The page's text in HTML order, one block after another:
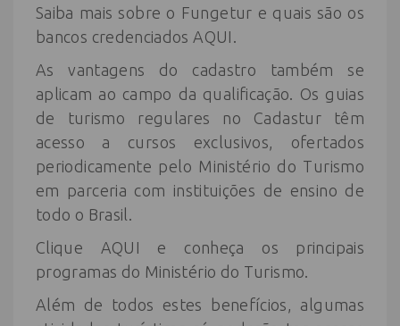
Saiba mais sobre o Fungetur e quais são os
bancos credenciados AQUI.
As vantagens do cadastro também se
aplicam ao campo da qualificação. Os guias
de turismo regulares no Cadastur têm
acesso a cursos exclusivos, ofertados
periodicamente pelo Ministério do Turismo
em parceria com instituições de ensino de
todo o Brasil.
Clique AQUI e conheça os principais
programas do Ministério do Turismo.
Além de todos estes benefícios, algumas